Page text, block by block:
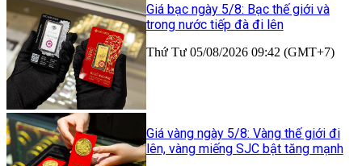
Giá bạc ngày 5/8: Bạc thế giới và
trong nước tiếp đà đi lên
Thứ Tư 05/08/2026 09:42 (GMT+7)
Giá vàng ngày 5/8: Vàng thế giới đi
lên, vàng miếng SJC bật tăng mạnh